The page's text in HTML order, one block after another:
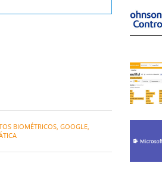
BIOMÉTRICOS, GOOGLE,